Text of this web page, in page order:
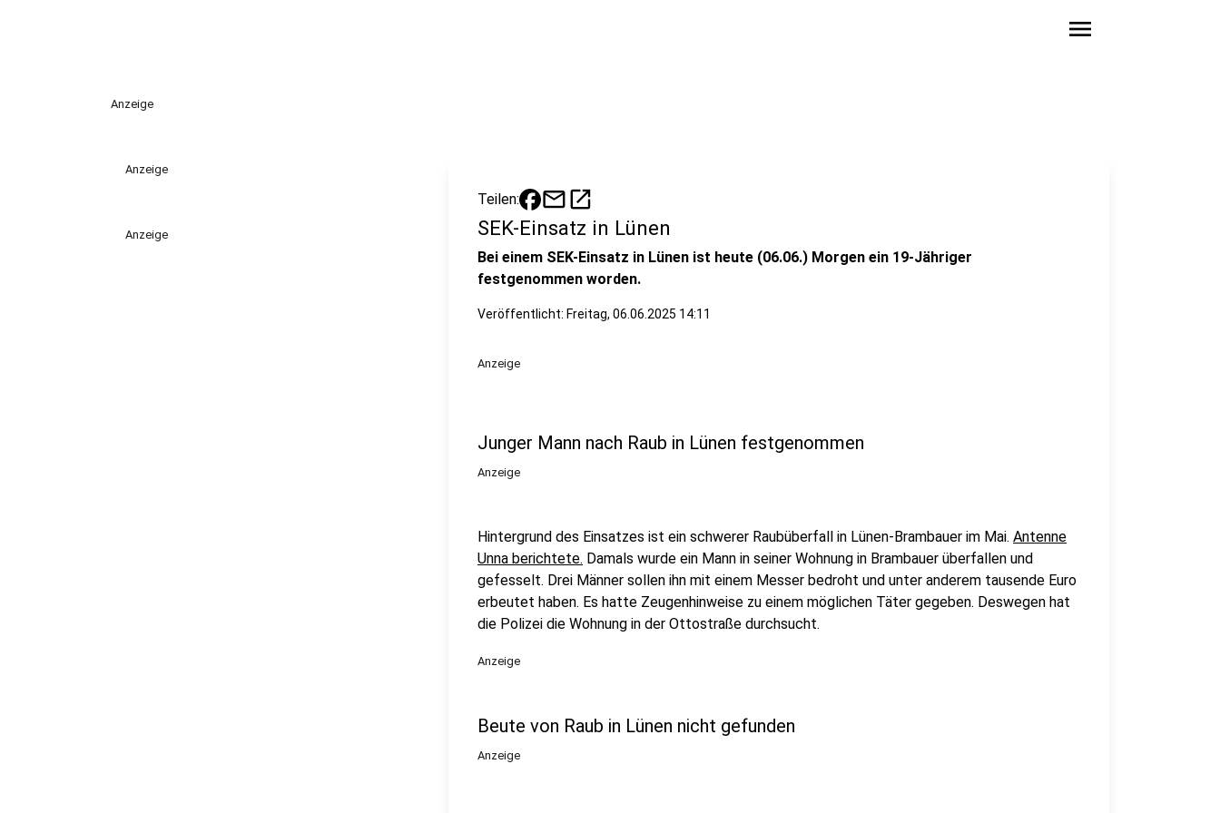
menu
Anzeige
Anzeige
Anzeige
Teilen: mailopen_in_new
SEK-Einsatz in Lünen
Bei einem SEK-Einsatz in Lünen ist heute (06.06.) Morgen ein 19-Jähriger
festgenommen worden.
Veröffentlicht: Freitag, 06.06.2025 14:11
Anzeige
Junger Mann nach Raub in Lünen festgenommen
Anzeige
Hintergrund des Einsatzes ist ein schwerer Raubüberfall in Lünen-Brambauer im Mai. Antenne
Unna berichtete. Damals wurde ein Mann in seiner Wohnung in Brambauer überfallen und
gefesselt. Drei Männer sollen ihn mit einem Messer bedroht und unter anderem tausende Euro
erbeutet haben. Es hatte Zeugenhinweise zu einem möglichen Täter gegeben. Deswegen hat
die Polizei die Wohnung in der Ottostraße durchsucht.
Anzeige
Beute von Raub in Lünen nicht gefunden
Anzeige